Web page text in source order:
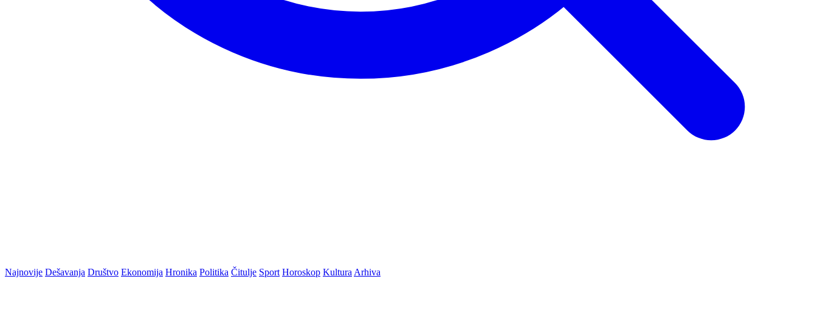
Najnovije Dešavanja Društvo Ekonomija Hronika Politika Čitulje Sport Horoskop Kultura Arhiva